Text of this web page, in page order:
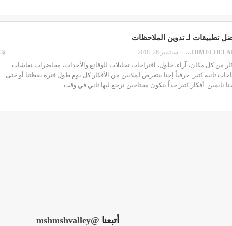
تطبيقات لـ تدوين الملاحظات
IBRAHIM ELHELALY سبتمبر 26, 2018
من كل مكان، آراء، حلول، اقتراحات تحليلات للوقائع والأحداث، محاضرات نقاشات
تانية كتير. حرفياُ إحنا بنتعرض لملايين من الأفكار كل يوم طول فتره يقظتنا أو حتى
نايمين. أفكار كتير جداُ بنكون محتاجين نرجع ليها تاني في وقت…
أتبعنا @mshmshvalley